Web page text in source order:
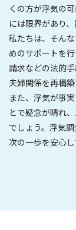
くの方が浮気の
には限界があり
私たちは、そん
めのサポートを
請求などの法的
夫婦関係を再構
また、浮気が事
とで疑念が晴れ
でしょう。浮気
次の一歩を安心